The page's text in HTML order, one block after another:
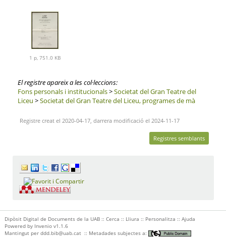
1 p, 751.0 KB
El registre apareix a les col·leccions:
Fons personals i institucionals>Societat del Gran Teatre del
Liceu >Societat del Gran Teatre del Liceu, programes de mà
Registre creat el 2020-04-17, darrera modificació el 2024-11-17
Registres semblants
Dipòsit Digital de Documents de la UAB :: Cerca :: Lliura :: Personalitza :: Ajuda
Powered by Inveniov1.1.6
Mantingut per ddd.bib@uab.cat:: Metadades subjectes a: